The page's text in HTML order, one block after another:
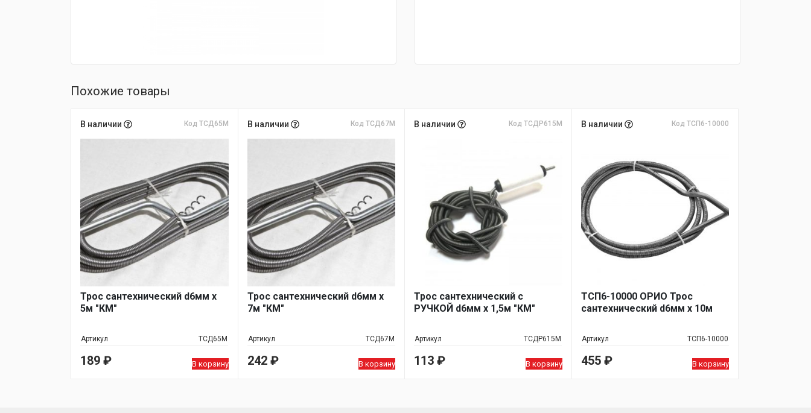
Похожие товары
В наличии Код ТСД65М
Трос сантехнический d6мм х
5м "КМ"
Артикул ТСД65М
189 ₽ В корзину
В наличии Код ТСД67М
Трос сантехнический d6мм х
7м "КМ"
Артикул ТСД67М
242 ₽ В корзину
В наличии Код ТСДР615М
Трос сантехнический с
РУЧКОЙ d6мм х 1,5м "КМ"
Артикул ТСДР615М
113 ₽ В корзину
В наличии Код ТСП6-10000
ТСП6-10000 ОРИО Трос
сантехнический d6мм х 10м
Артикул ТСП6-10000
455 ₽ В корзину